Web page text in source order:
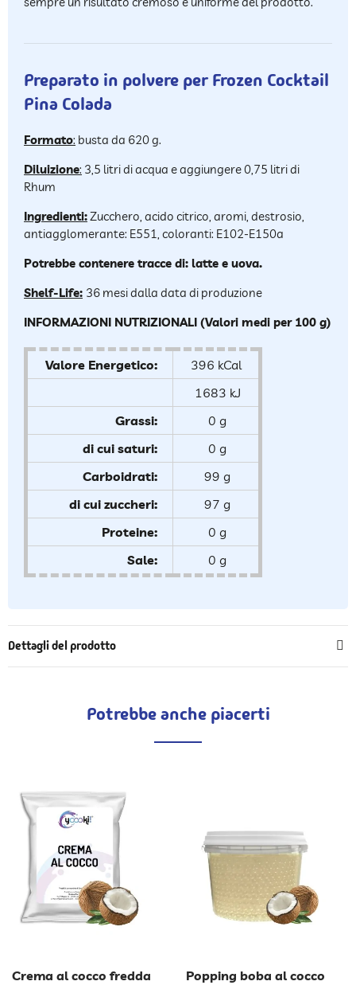
Preparato in polvere per Frozen Cocktail
Pina Colada
Formato: busta da 620 g.
Diluizione: 3,5 litri di acqua e aggiungere 0,75 litri di
Rhum
Ingredienti:Zucchero, acido citrico, aromi, destrosio,
antiagglomerante: E551, coloranti: E102-E150a
Potrebbe contenere tracce di: latte e uova.
Shelf-Life: 36 mesi dalla data di produzione
INFORMAZIONI NUTRIZIONALI (Valori medi per 100 g)
Valore Energetico:
396 kCal
1683 kJ
Grassi:
0 g
di cui saturi:
0 g
Carboidrati:
99 g
di cui zuccheri:
97 g
Proteine:
0 g
Sale:
0 g
Dettagli del prodotto
Potrebbe anche piacerti
Crema al cocco fredda
Popping boba al cocco